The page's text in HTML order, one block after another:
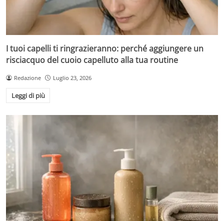
I tuoi capelli ti ringrazieranno: perché aggiungere un
risciacquo del cuoio capelluto alla tua routine
Redazione Luglio 23, 2026
Leggi di più